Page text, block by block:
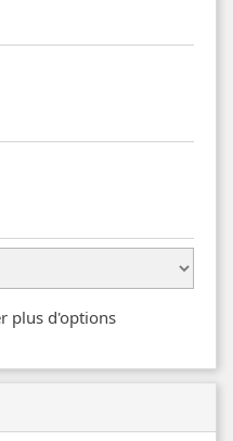
plus d'options